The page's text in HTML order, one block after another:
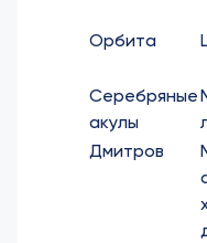
Орбита
Серебряные
акулы
Дмитров